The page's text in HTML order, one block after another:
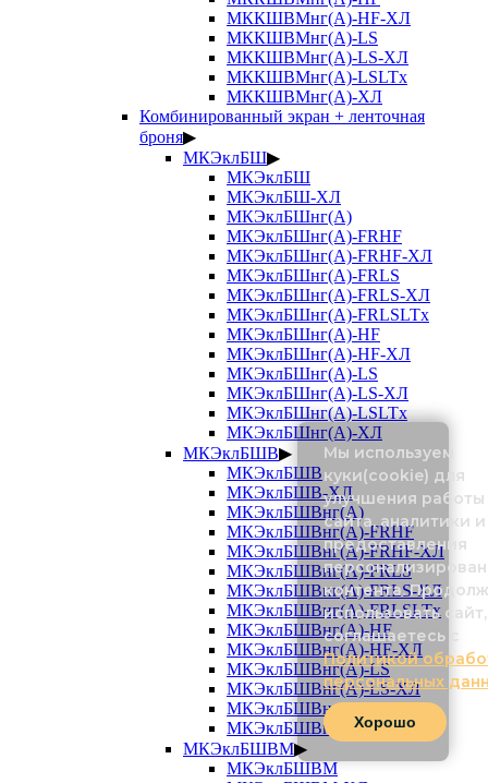
МККШВМнг(А)-HF-ХЛ
МККШВМнг(А)-LS
МККШВМнг(А)-LS-ХЛ
МККШВМнг(А)-LSLTx
МККШВМнг(А)-ХЛ
Комбинированный экран + ленточная
броня▶
МКЭклБШ▶
МКЭклБШ
МКЭклБШ-ХЛ
МКЭклБШнг(А)
МКЭклБШнг(А)-FRHF
МКЭклБШнг(А)-FRHF-ХЛ
МКЭклБШнг(А)-FRLS
МКЭклБШнг(А)-FRLS-ХЛ
МКЭклБШнг(А)-FRLSLTx
МКЭклБШнг(А)-HF
МКЭклБШнг(А)-HF-ХЛ
МКЭклБШнг(А)-LS
МКЭклБШнг(А)-LS-ХЛ
МКЭклБШнг(А)-LSLTx
МКЭклБШнг(А)-ХЛ
МКЭклБШВ▶
МКЭклБШВ
МКЭклБШВ-ХЛ
МКЭклБШВнг(А)
МКЭклБШВнг(А)-FRHF
МКЭклБШВнг(А)-FRHF-ХЛ
МКЭклБШВнг(А)-FRLS
МКЭклБШВнг(А)-FRLS-ХЛ
МКЭклБШВнг(А)-FRLSLTx
МКЭклБШВнг(А)-HF
МКЭклБШВнг(А)-HF-ХЛ
МКЭклБШВнг(А)-LS
МКЭклБШВнг(А)-LS-ХЛ
МКЭклБШВнг(А)-LSLTx
МКЭклБШВнг(А)-ХЛ
МКЭклБШВМ▶
МКЭклБШВМ
Мы используем
куки(cookie) для
улучшения работы
сайта, аналитики и
предоставления
контента.
использовать
соглашаетесь с
Политикой
персональных
Хорошо